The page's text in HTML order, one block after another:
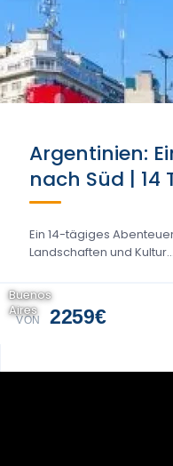
Argentinien:
nach Süd | 14
Ein 14-tägiges
Landschaften und
VON 2259€
Buenos
Aires